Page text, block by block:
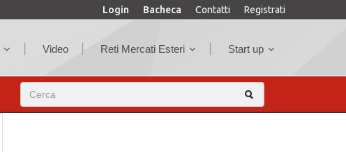
Login Bacheca Contatti Registrati
Video Reti Mercati Esteri Start up